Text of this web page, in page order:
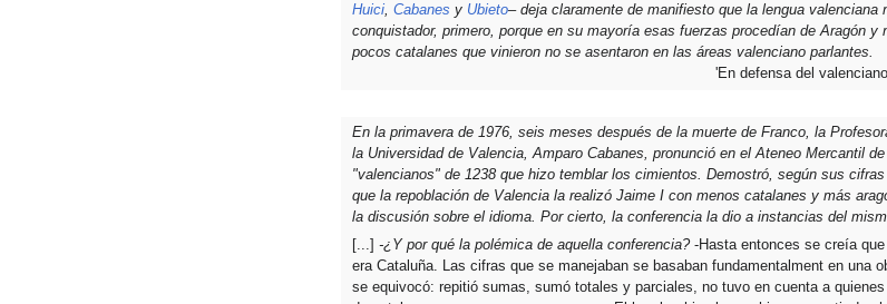
Huici, Cabanes y Ubieto– deja claramente de manifiesto que la lengua valenciana
conquistador, primero, porque en su mayoría esas fuerzas procedían de Aragón y
pocos catalanes que vinieron no se asentaron en las áreas valenciano parlantes.
'En defensa del
En la primavera de 1976, seis meses después de la muerte de Franco, la
la Universidad de Valencia, Amparo Cabanes, pronunció en el Ateneo Mercantil
"valencianos" de 1238 que hizo temblar los cimientos. Demostró, según sus
que la repoblación de Valencia la realizó Jaime I con menos catalanes y más
la discusión sobre el idioma. Por cierto, la conferencia la dio a instancias del
[...] -¿Y por qué la polémica de aquella conferencia? -Hasta entonces se creía
era Cataluña. Las cifras que se manejaban se basaban fundamentalment en una
se equivocó: repitió sumas, sumó totales y parciales, no tuvo en cuenta a